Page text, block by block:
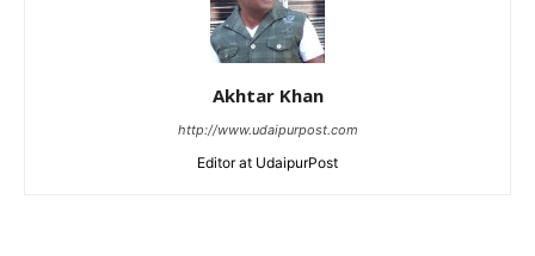
Akhtar Khan
http://www.udaipurpost.com
Editor at UdaipurPost